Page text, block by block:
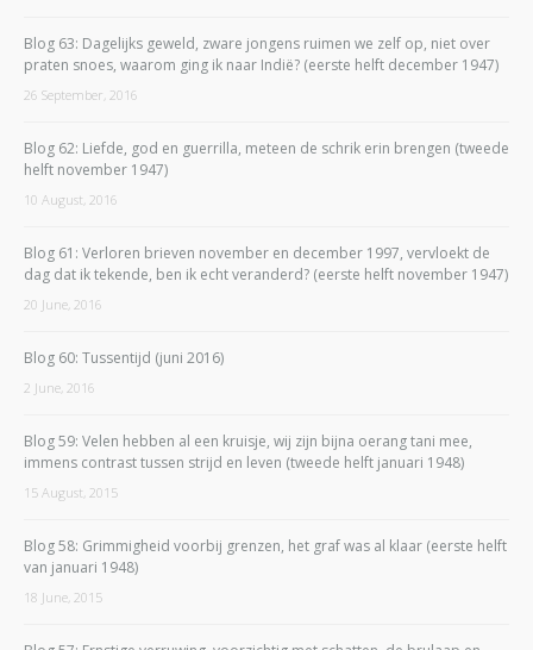
Blog 63: Dagelijks geweld, zware jongens ruimen we zelf op, niet over
praten snoes, waarom ging ik naar Indië? (eerste helft december 1947)
26 September, 2016
Blog 62: Liefde, god en guerrilla, meteen de schrik erin brengen (tweede
helft november 1947)
10 August, 2016
Blog 61: Verloren brieven november en december 1997, vervloekt de
dag dat ik tekende, ben ik echt veranderd? (eerste helft november 1947)
20 June, 2016
Blog 60: Tussentijd (juni 2016)
2 June, 2016
Blog 59: Velen hebben al een kruisje, wij zijn bijna oerang tani mee,
immens contrast tussen strijd en leven (tweede helft januari 1948)
15 August, 2015
Blog 58: Grimmigheid voorbij grenzen, het graf was al klaar (eerste helft
van januari 1948)
18 June, 2015